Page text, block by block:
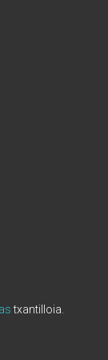
txantilloia.